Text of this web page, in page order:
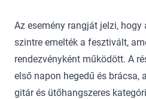
Az esemény rangját jelzi,
szintre emelték a fesztivált,
rendezvényként működött. A
első napon hegedű és brácsa,
gitár és ütőhangszeres